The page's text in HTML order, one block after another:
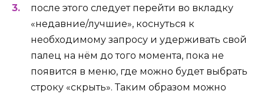
после этого следует перейти во вкладку
«недавние/лучшие», коснуться к
необходимому запросу и удерживать свой
палец на нём до того момента, пока не
появится в меню, где можно будет выбрать
строку «скрыть». Таким образом можно